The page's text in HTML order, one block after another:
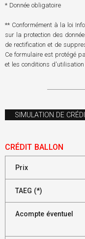
* Donnée obligatoire
** Conformément à la loi
sur la protection des
de rectification et de
Ce formulaire est protégé
et les conditions d'utilisation
SIMULATION DE
CRÉDIT BALLON
Prix
TAEG (*)
Acompte éventuel